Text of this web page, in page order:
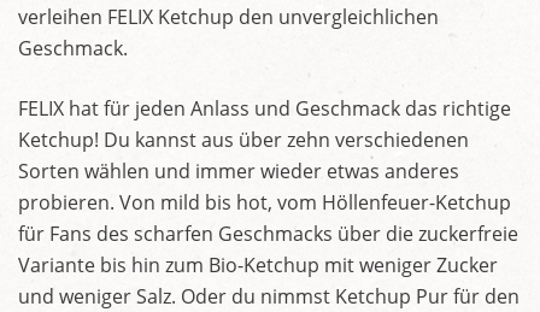
verleihen FELIX Ketchup den unvergleichlichen
Geschmack.
FELIX hat für jeden Anlass und Geschmack das richtige
Ketchup! Du kannst aus über zehn verschiedenen
Sorten wählen und immer wieder etwas anderes
probieren. Von mild bis hot, vom Höllenfeuer-Ketchup
für Fans des scharfen Geschmacks über die zuckerfreie
Variante bis hin zum Bio-Ketchup mit weniger Zucker
und weniger Salz. Oder du nimmst Ketchup Pur für den